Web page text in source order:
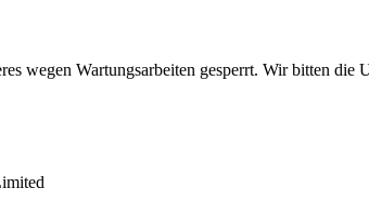
wegen Wartungsarbeiten gesperrt. Wir bitten die